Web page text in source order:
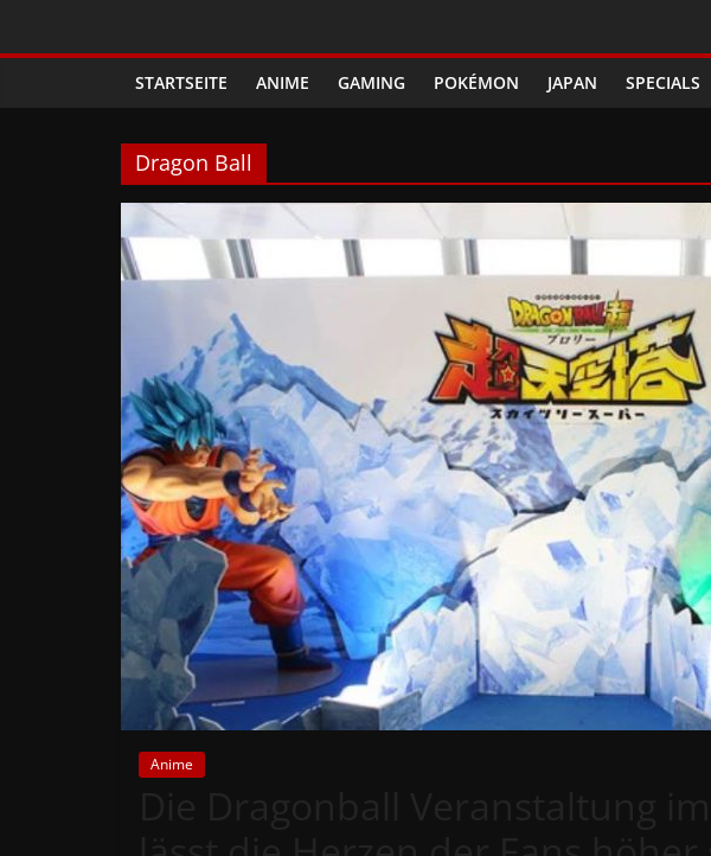
Phanimenal
Täglich
interessante
Anime
News
und
Gaming
News
Auf
Phanimenal
findest
die
aktuellsten
STARTSEITE ANIME GAMING POKÉMON JAPAN SPECIALS
Dragon Ball
Anime